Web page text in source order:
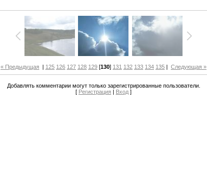
« Предыдущая 125 126 127 128 129 [130] 131 132 133 134 135 Следующая »
Добавлять комментарии могут только зарегистрированные пользователи.
[ Регистрация | Вход ]